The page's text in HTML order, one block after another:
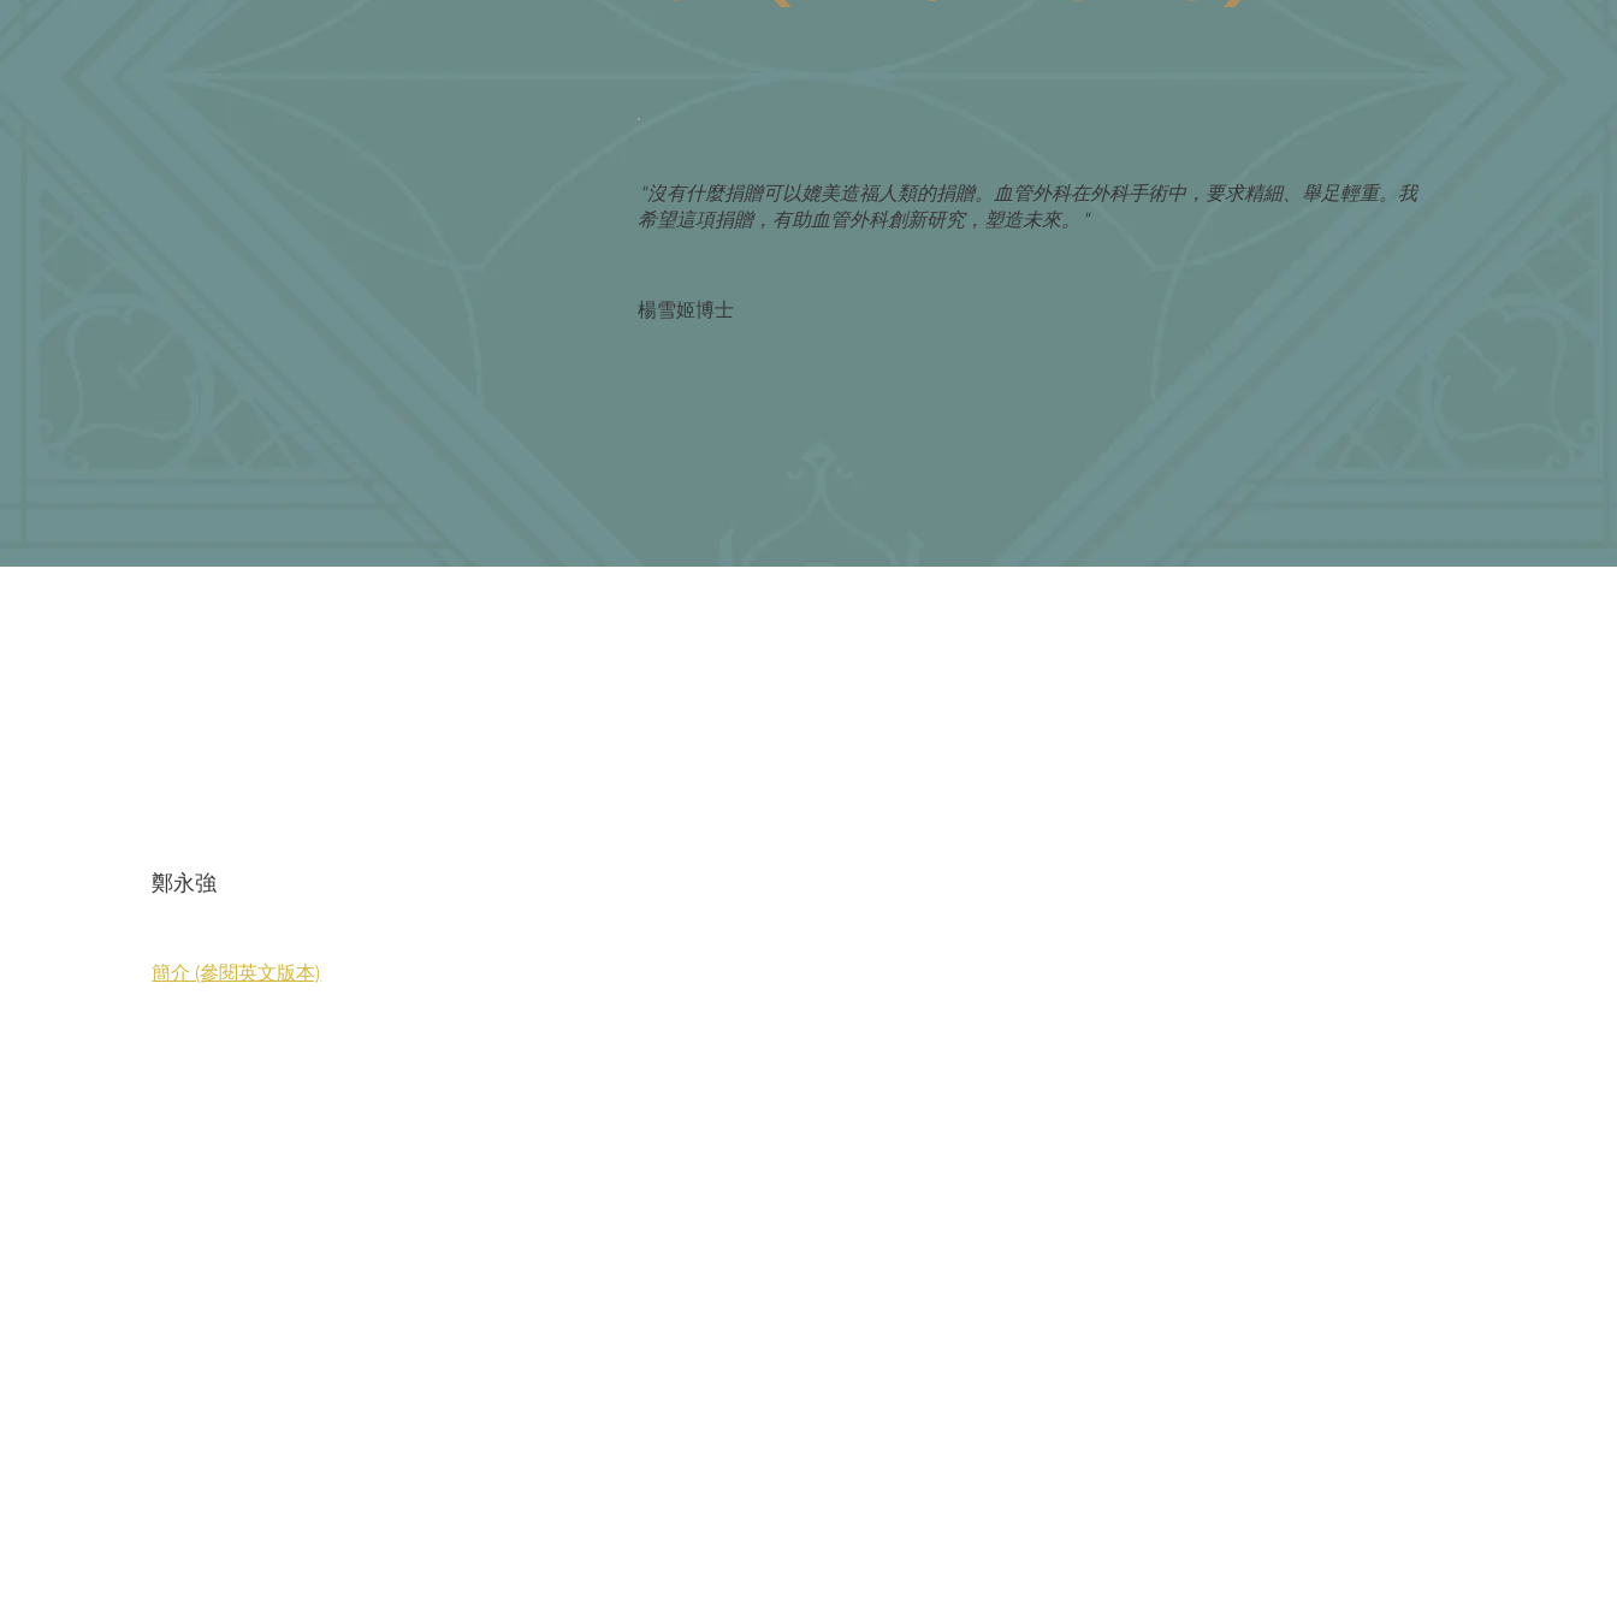
"沒有什麼捐贈可以媲美造福人類的捐贈。血管外科在外科手術中，要求精細、舉足輕重。我
希望這項捐贈，有助血管外科創新研究，塑造未來。"
楊雪姬博士
簡介 (參閱英文版本)
鄭永強